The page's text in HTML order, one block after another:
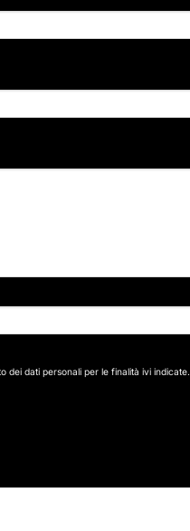
dei dati personali per le finalità ivi indicate.